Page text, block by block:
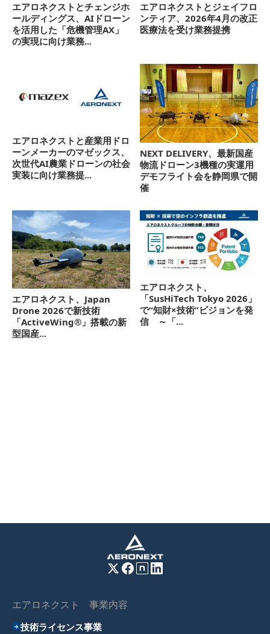
エアロネクストとチェンジホ
ールディングス、AIドローン
を活用した「危機管理AX」
の実現に向け業務...
エアロネクストとジェイフロ
ンティア、2026年4月の改正
医療法を受け業務提携
エアロネクストと産業用ドロ
ーンメーカーのマゼックス、
次世代AI農業ドローンの社会
実装に向け業務提...
NEXT DELIVERY、最新国産
物流ドローン3機種の実運用
デモフライト会を静岡県で開
催
エアロネクスト、Japan
Drone 2026で新技術
「ActiveWing®」搭載の新
型国産...
エアロネクスト、
「SusHiTech Tokyo 2026」
で“知財×技術”ビジョンを発
信 ～「...
エアロネクスト 事業内容
技術ライセンス事業